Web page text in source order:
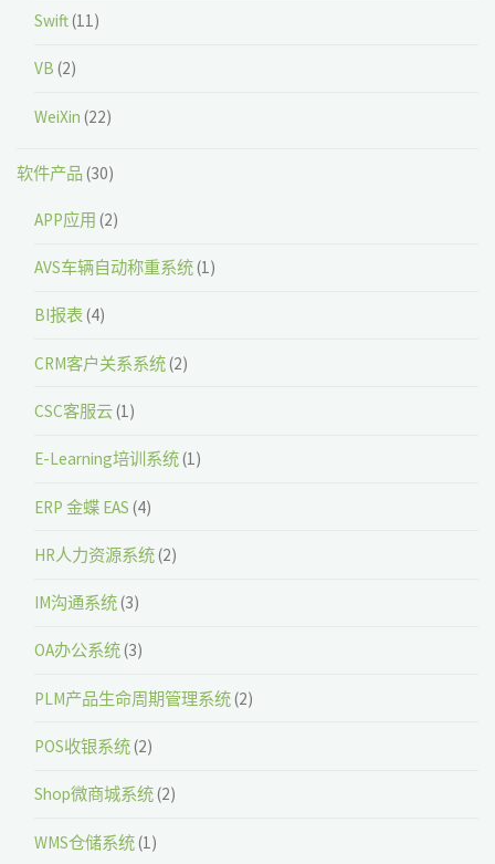
Swift(11)
VB (2)
WeiXin (22)
软件产品(30)
APP应用 (2)
AVS车辆自动称重系统(1)
BI报表(4)
CRM客户关系系统(2)
CSC客服云(1)
E-Learning培训系统(1)
ERP 金蝶 EAS (4)
HR人力资源系统(2)
IM沟通系统(3)
OA办公系统(3)
PLM产品生命周期管理系统(2)
POS收银系统(2)
Shop微商城系统(2)
WMS仓储系统(1)